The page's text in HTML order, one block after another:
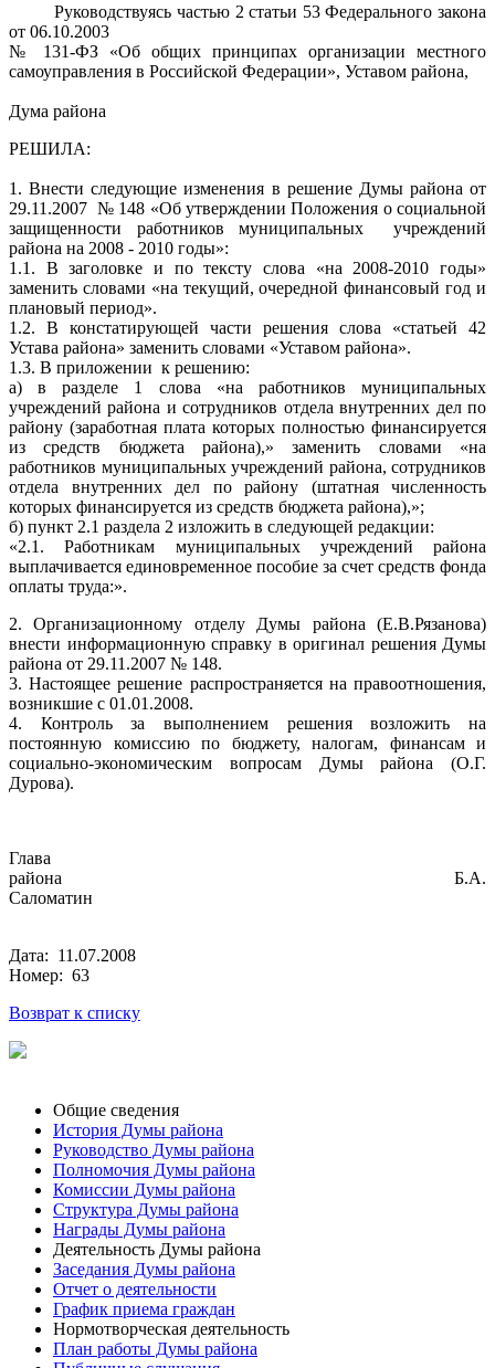
Руководствуясь частью 2 статьи 53 Федерального закона
от 06.10.2003
№ 131-ФЗ «Об общих принципах организации местного
самоуправления в Российской Федерации», Уставом района,
Дума района
РЕШИЛА:
1. Внести следующие изменения в решение Думы района от
29.11.2007 № 148 «Об утверждении Положения о социальной
защищенности работников муниципальных учреждений
района на 2008 - 2010 годы»:
1.1. В заголовке и по тексту слова «на 2008-2010 годы»
заменить словами «на текущий, очередной финансовый год и
плановый период».
1.2. В констатирующей части решения слова «статьей 42
Устава района» заменить словами «Уставом района».
1.3. В приложении к решению:
а) в разделе 1 слова «на работников муниципальных
учреждений района и сотрудников отдела внутренних дел по
району (заработная плата которых полностью финансируется
из средств бюджета района),» заменить словами «на
работников муниципальных учреждений района, сотрудников
отдела внутренних дел по району (штатная численность
которых финансируется из средств бюджета района),»;
б) пункт 2.1 раздела 2 изложить в следующей редакции:
«2.1. Работникам муниципальных учреждений района
выплачивается единовременное пособие за счет средств фонда
оплаты труда:».
2. Организационному отделу Думы района (Е.В.Рязанова)
внести информационную справку в оригинал решения Думы
района от 29.11.2007 № 148.
3. Настоящее решение распространяется на правоотношения,
возникшие с 01.01.2008.
4. Контроль за выполнением решения возложить на
постоянную комиссию по бюджету, налогам, финансам и
социально-экономическим вопросам Думы района (О.Г.
Дурова).
Глава
района Б.А.
Саломатин
Дата: 11.07.2008
Номер: 63
Возврат к списку
Общие сведения
История Думы района
Руководство Думы района
Полномочия Думы района
Комиссии Думы района
Структура Думы района
Награды Думы района
Деятельность Думы района
Заседания Думы района
Отчет о деятельности
График приема граждан
Нормотворческая деятельность
План работы Думы района